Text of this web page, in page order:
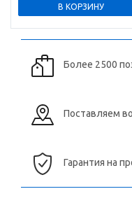
В КОРЗИНУ
Более 2500
Поставляем
Гарантия на